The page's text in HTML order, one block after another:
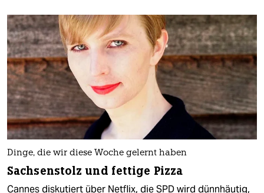
Dinge, die wir diese Woche gelernt haben
Sachsenstolz und fettige Pizza
Cannes diskutiert über Netflix, die SPD wird dünnhäutig,